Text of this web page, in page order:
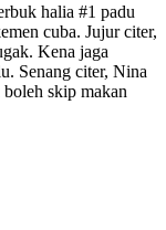
halia #1 padu
cuba. Jujur citer,
Kena jaga
Senang citer, Nina
skip makan